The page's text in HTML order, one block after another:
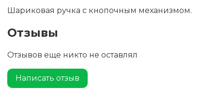
Шариковая ручка с кнопочным механизмом.
Отзывы
Отзывов еще никто не оставлял
Написать отзыв